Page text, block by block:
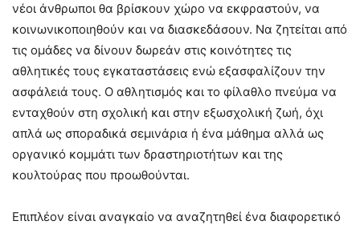
νέοι άνθρωποι θα βρίσκουν χώρο να εκφραστούν, να
κοινωνικοποιηθούν και να διασκεδάσουν. Να ζητείται από
τις ομάδες να δίνουν δωρεάν στις κοινότητες τις
αθλητικές τους εγκαταστάσεις ενώ εξασφαλίζουν την
ασφάλειά τους. Ο αθλητισμός και το φίλαθλο πνεύμα να
ενταχθούν στη σχολική και στην εξωσχολική ζωή, όχι
απλά ως σποραδικά σεμινάρια ή ένα μάθημα αλλά ως
οργανικό κομμάτι των δραστηριοτήτων και της
κουλτούρας που προωθούνται.
Επιπλέον είναι αναγκαίο να αναζητηθεί ένα διαφορετικό